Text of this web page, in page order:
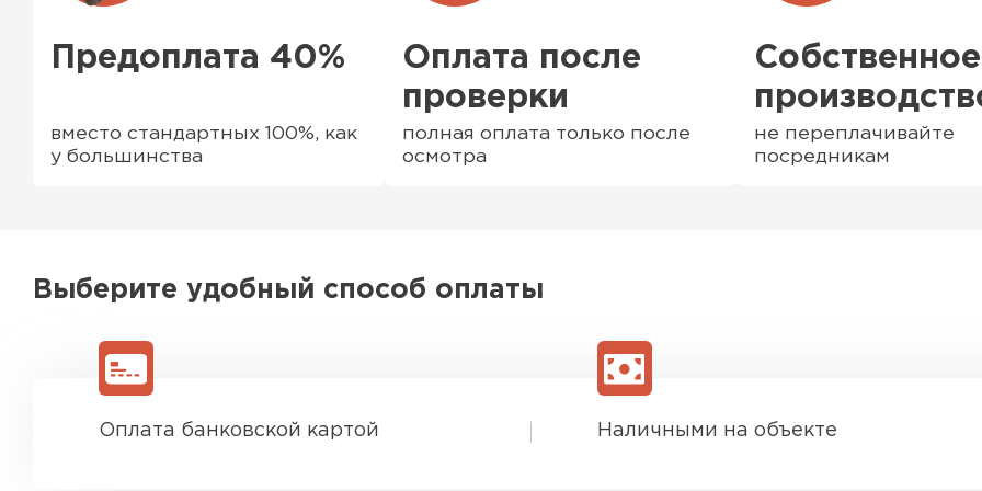
Предоплата 40%
вместо стандартных 100%, как
у большинства
Оплата после
проверки
полная оплата только после
осмотра
Собственное
не переплачивайте
посредникам
Выберите удобный способ оплаты
Оплата банковской картой Наличными на объекте